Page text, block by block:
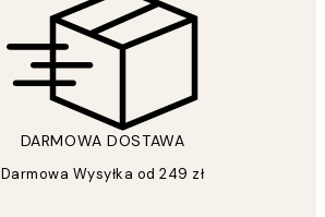
DARMOWA DOSTAWA
Darmowa Wysyłka od 249 zł